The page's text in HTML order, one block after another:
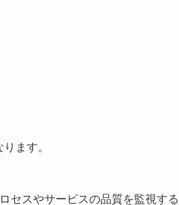
ります。
セスやサービスの品質を監視す